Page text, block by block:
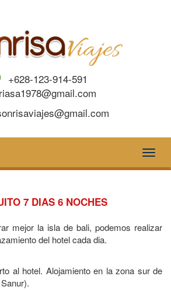
+628-123-914-591
riasa1978@gmail.com
7 DIAS 6 NOCHES
mejor la isla de bali, podemos realizar
del hotel cada dia.
al hotel. Alojamiento en la zona sur de